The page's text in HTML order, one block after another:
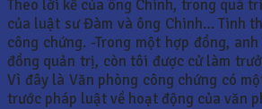
Theo lời kể của ông Chinh, trong quá
của luật sư Đàm và ông Chinh… Tinh
công chứng. -Trong một hợp đồng,
đồng quản trị, còn tôi được cử làm
Vì đây là Văn phòng công chứng có
trước pháp luật về hoạt động của văn